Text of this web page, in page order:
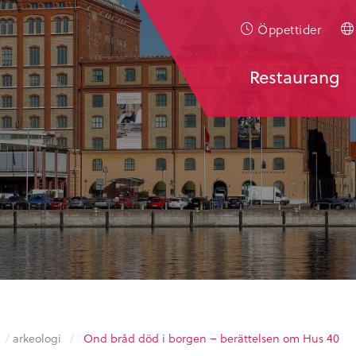
Öppettider
Restaurang
/ arkeologi / Ond bråd död i borgen – berättelsen om Hus 40